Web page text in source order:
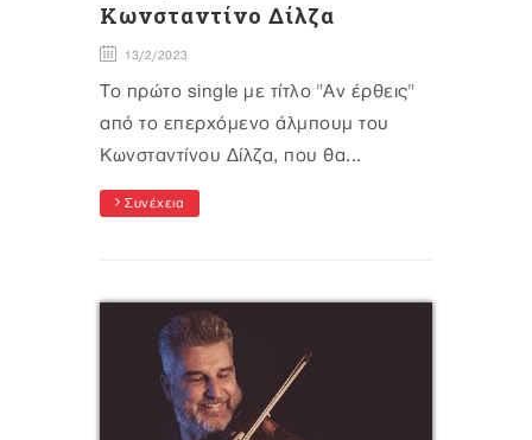
Κωνσταντίνο Δίλζα
13/2/2023
Το πρώτο single με τίτλο "Αν έρθεις"
από το επερχόμενο άλμπουμ του
Κωνσταντίνου Δίλζα, που θα...
Συνέχεια